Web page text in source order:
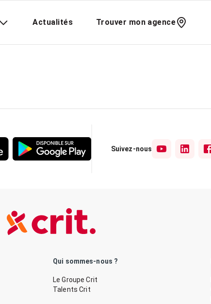
Actualités Trouver mon agence
Suivez-nous
Qui sommes-nous ?
Le Groupe Crit
Talents Crit